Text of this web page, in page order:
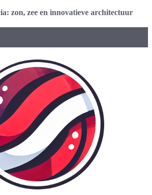
zon, zee en innovatieve architectuur